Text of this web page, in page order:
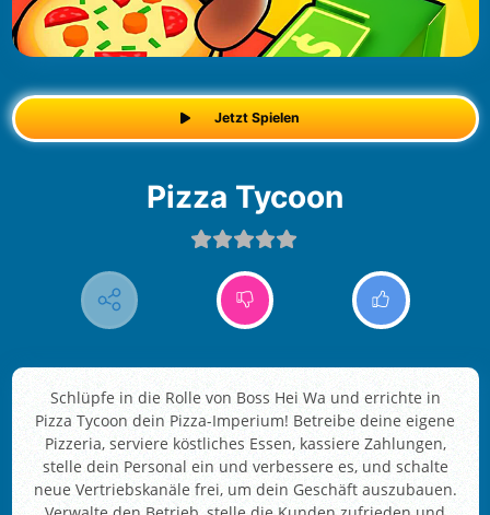
Jetzt Spielen
Pizza Tycoon
Schlüpfe in die Rolle von Boss Hei Wa und errichte in
Pizza Tycoon dein Pizza-Imperium! Betreibe deine eigene
Pizzeria, serviere köstliches Essen, kassiere Zahlungen,
stelle dein Personal ein und verbessere es, und schalte
neue Vertriebskanäle frei, um dein Geschäft auszubauen.